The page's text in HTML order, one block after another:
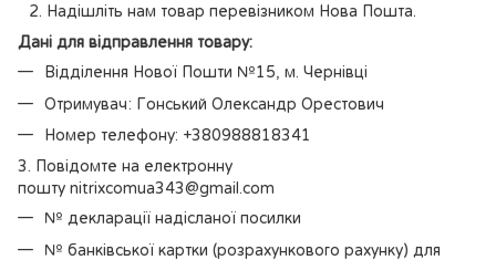
Надішліть нам товар перевізником Нова Пошта.
Дані для відправлення товару:
Відділення Нової Пошти №15, м. Чернівці
Отримувач: Гонський Олександр Орестович
Номер телефону: +380988818341
3. Повідомте на електронну
пошту nitrixcomua343@gmail.com
№ декларації надісланої посилки
№ банківської картки (розрахункового рахунку) для